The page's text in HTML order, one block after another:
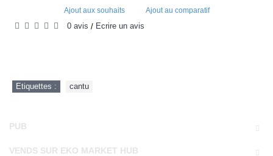
Ajout aux souhaits Ajout au comparatif
0 avis / Écrire un avis
Etiquettes : cantu
PUB
VENDS SUR EKO MARKET HUB